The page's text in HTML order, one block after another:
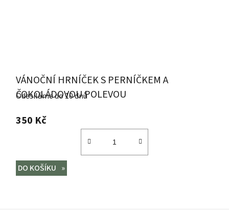
VÁNOČNÍ HRNÍČEK S PERNÍČKEM A
ČOKOLÁDOVOU POLEVOU
Odesíláme do 10 dnů
350 Kč
DO KOŠÍKU